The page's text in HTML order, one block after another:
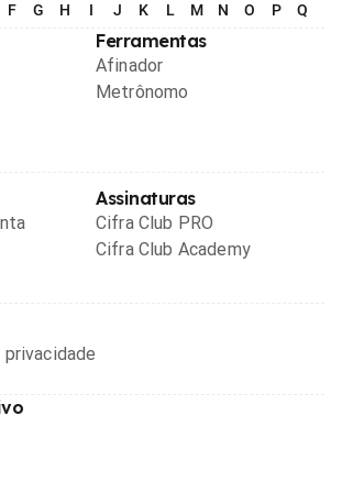
F G H I J K L M N O P Q
Ferramentas
Afinador
Metrônomo
Assinaturas
Cifra Club PRO
Cifra Club Academy